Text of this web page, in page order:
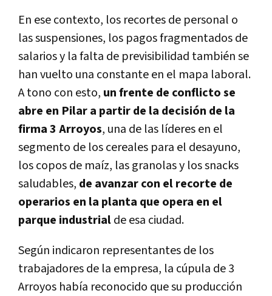
En ese contexto, los recortes de personal o
las suspensiones, los pagos fragmentados de
salarios y la falta de previsibilidad también se
han vuelto una constante en el mapa laboral.
A tono con esto, un frente de conflicto se
abre en Pilar a partir de la decisión de la
firma 3 Arroyos, una de las líderes en el
segmento de los cereales para el desayuno,
los copos de maíz, las granolas y los snacks
saludables, de avanzar con el recorte de
operarios en la planta que opera en el
parque industrialde esa ciudad.
Según indicaron representantes de los
trabajadores de la empresa, la cúpula de 3
Arroyos había reconocido que su producción